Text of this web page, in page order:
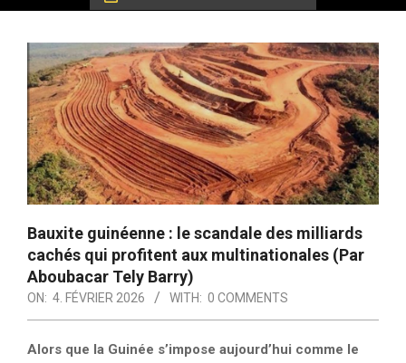
Bauxite guinéenne : le scandale des milliards
cachés qui profitent aux multinationales (Par
Aboubacar Tely Barry)
ON: 4. FÉVRIER 2026 WITH: 0 COMMENTS
Alors que la Guinée s’impose aujourd’hui comme le